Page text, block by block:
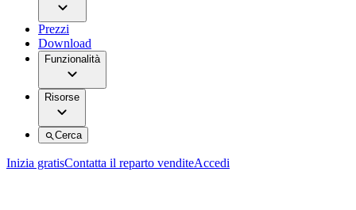
Prezzi
Download
Funzionalità
Risorse
Cerca
Inizia gratisContatta il reparto venditeAccedi